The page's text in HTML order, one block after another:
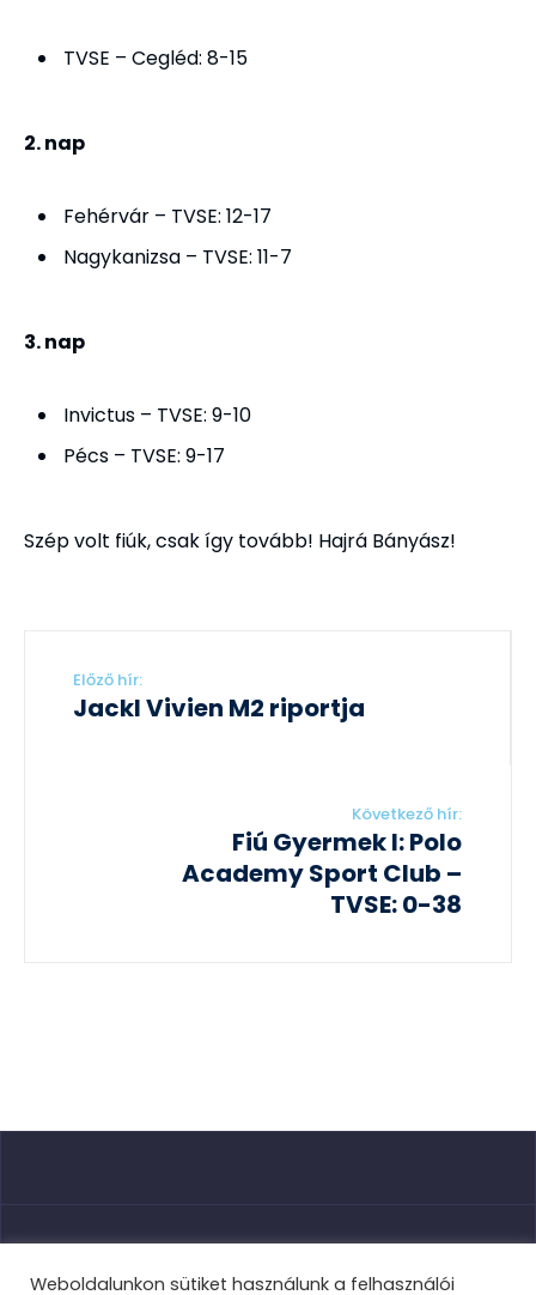
TVSE – Cegléd: 8-15
2. nap
Fehérvár – TVSE: 12-17
Nagykanizsa – TVSE: 11-7
3. nap
Invictus – TVSE: 9-10
Pécs – TVSE: 9-17
Szép volt fiúk, csak így tovább! Hajrá Bányász!
Előző hír:
Jackl Vivien M2 riportja
Következő hír:
Fiú Gyermek I: Polo
Academy Sport Club –
TVSE: 0-38
Nyitóoldal
Weboldalunkon sütiket használunk a felhasználói